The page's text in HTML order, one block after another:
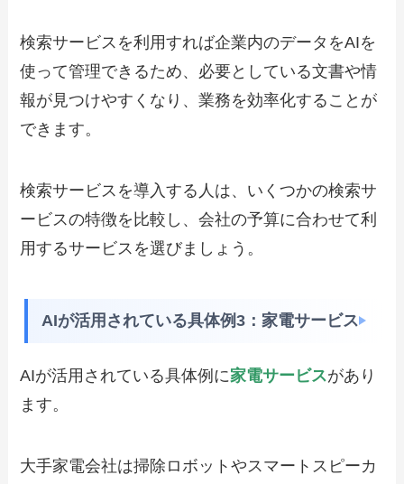
検索サービスを利用すれば企業内のデータをAIを
使って管理できるため、必要としている文書や情
報が見つけやすくなり、業務を効率化することが
できます。
検索サービスを導入する人は、いくつかの検索サ
ービスの特徴を比較し、会社の予算に合わせて利
用するサービスを選びましょう。
AIが活用されている具体例3：家電サービス
AIが活用されている具体例に家電サービスがあり
ます。
大手家電会社は掃除ロボットやスマートスピーカ